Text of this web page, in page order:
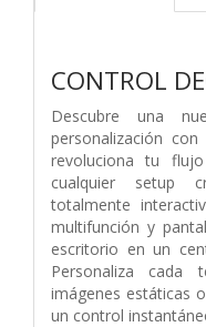
CONTROL
Descubre una
personalización
revoluciona tu
cualquier setup
totalmente
multifunción y
escritorio en un
Personaliza
imágenes estáticas
un control